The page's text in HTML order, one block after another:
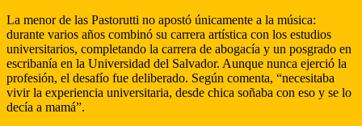
La menor de las Pastorutti no apostó únicamente a la música:
durante varios años combinó su carrera artística con los estudios
universitarios, completando la carrera de abogacía y un posgrado en
escribanía en la Universidad del Salvador. Aunque nunca ejerció la
profesión, el desafío fue deliberado. Según comenta, “necesitaba
vivir la experiencia universitaria, desde chica soñaba con eso y se lo
decía a mamá”.